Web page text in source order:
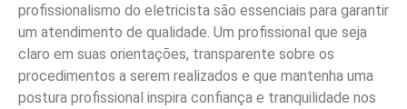
profissionalismo do eletricista são essenciais para garantir
um atendimento de qualidade. Um profissional que seja
claro em suas orientações, transparente sobre os
procedimentos a serem realizados e que mantenha uma
postura profissional inspira confiança e tranquilidade nos